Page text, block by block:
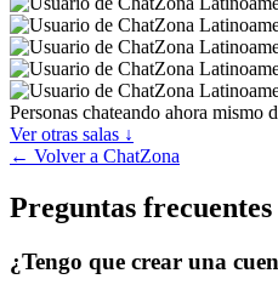
Personas chateando ahora mismo
Ver otras salas ↓
← Volver a ChatZona
Preguntas frecuentes
¿Tengo que crear una